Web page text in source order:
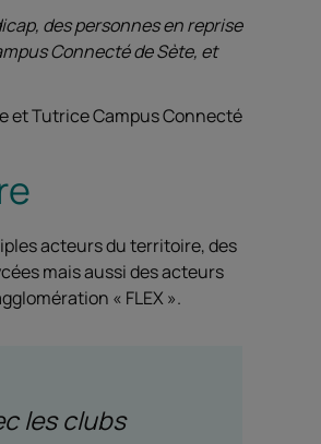
des personnes en reprise
Connecté de Sète, et
et Tutrice Campus Connecté
acteurs du territoire, des
mais aussi des acteurs
« FLEX ».
les clubs